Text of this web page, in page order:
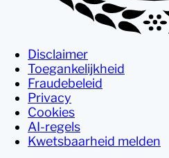
Disclaimer
Toegankelijkheid
Fraudebeleid
Privacy
Cookies
AI-regels
Kwetsbaarheid melden